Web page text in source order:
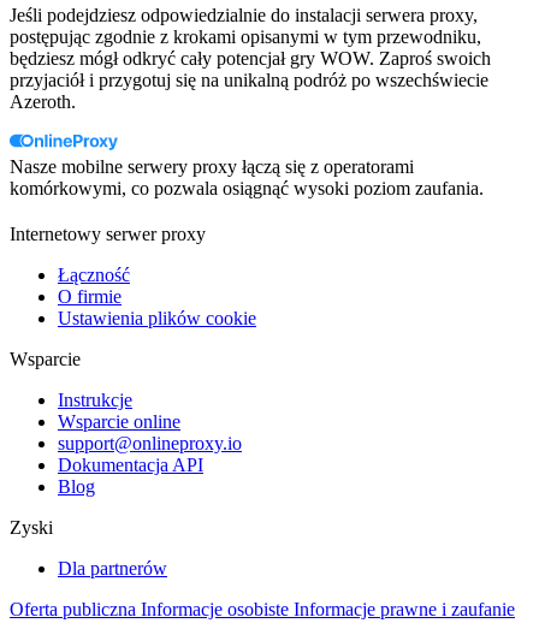
Jeśli podejdziesz odpowiedzialnie do instalacji serwera proxy,
postępując zgodnie z krokami opisanymi w tym przewodniku,
będziesz mógł odkryć cały potencjał gry WOW. Zaproś swoich
przyjaciół i przygotuj się na unikalną podróż po wszechświecie
Azeroth.
Nasze mobilne serwery proxy łączą się z operatorami
komórkowymi, co pozwala osiągnąć wysoki poziom zaufania.
Internetowy serwer proxy
Łączność
O firmie
Ustawienia plików cookie
Wsparcie
Instrukcje
Wsparcie online
support@onlineproxy.io
Dokumentacja API
Blog
Zyski
Dla partnerów
Oferta publiczna Informacje osobiste Informacje prawne i zaufanie